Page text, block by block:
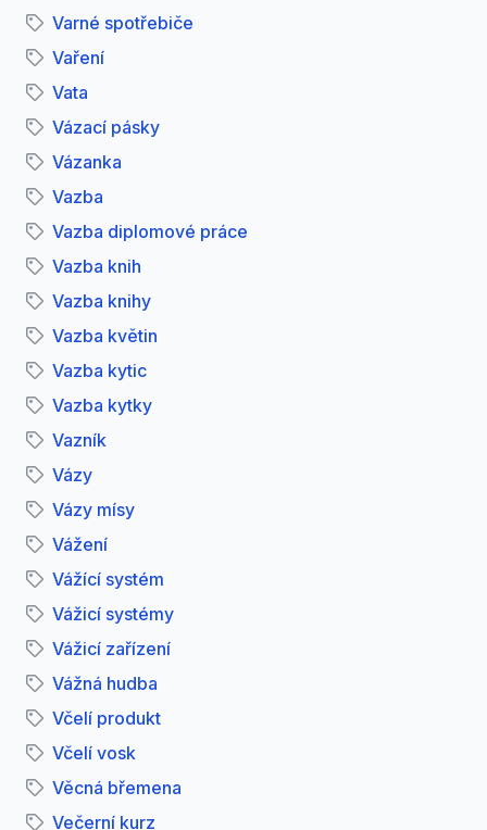
Varné spotřebiče
Vaření
Vata
Vázací pásky
Vázanka
Vazba
Vazba diplomové práce
Vazba knih
Vazba knihy
Vazba květin
Vazba kytic
Vazba kytky
Vazník
Vázy
Vázy mísy
Vážení
Vážící systém
Vážicí systémy
Vážicí zařízení
Vážná hudba
Včelí produkt
Včelí vosk
Věcná břemena
Večerní kurz